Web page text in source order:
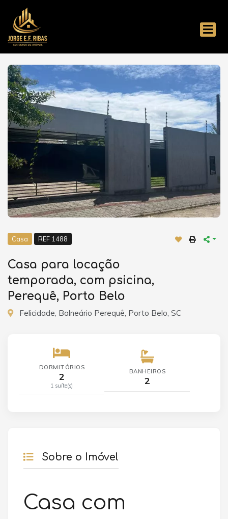
Casa REF 1488
Casa para locação
temporada, com psicina,
Perequê, Porto Belo
Felicidade, Balneário Perequê, Porto Belo, SC
DORMITÓRIOS
2
1 suíte(s)
BANHEIROS
2
Sobre o Imóvel
Casa com